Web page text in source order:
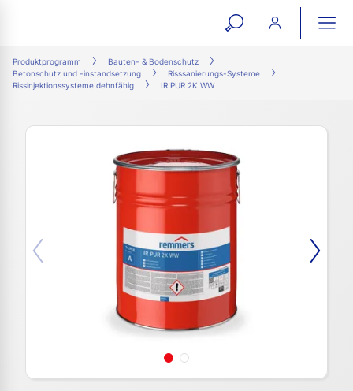
open
form
Produktprogramm
Bauten- & Bodenschutz
Betonschutz und -instandsetzung
Risssanierungs-Systeme
Rissinjektionssysteme dehnfähig
IR PUR 2K WW